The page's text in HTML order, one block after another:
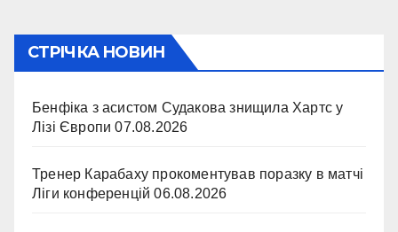
СТРІЧКА НОВИН
Бенфіка з асистом Судакова знищила Хартс у
Лізі Європи 07.08.2026
Тренер Карабаху прокоментував поразку в матчі
Ліги конференцій 06.08.2026